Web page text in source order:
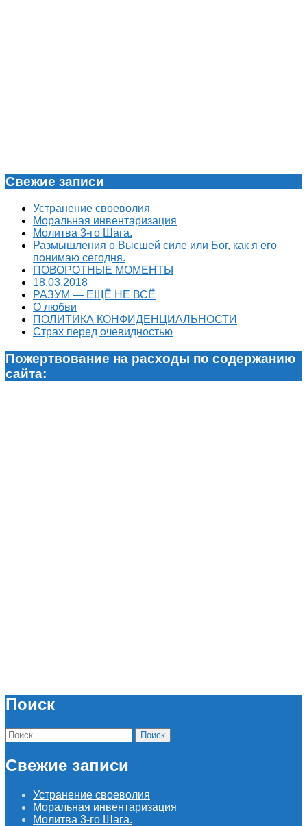
Свежие записи
Устранение своеволия
Моральная инвентаризация
Молитва 3-го Шага.
Размышления о Высшей силе или Бог, как я его
понимаю сегодня.
ПОВОРОТНЫЕ МОМЕНТЫ
18.03.2018
РАЗУМ — ЕЩЁ НЕ ВСЁ
О любви
ПОЛИТИКА КОНФИДЕНЦИАЛЬНОСТИ
Страх перед очевидностью
Пожертвование на расходы по содержанию
сайта:
Поиск
Найти:
Свежие записи
Устранение своеволия
Моральная инвентаризация
Молитва 3-го Шага.